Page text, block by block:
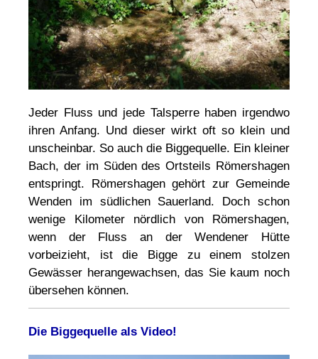
Jeder Fluss und jede Talsperre haben irgendwo
ihren Anfang. Und dieser wirkt oft so klein und
unscheinbar. So auch die Biggequelle. Ein kleiner
Bach, der im Süden des Ortsteils Römershagen
entspringt. Römershagen gehört zur Gemeinde
Wenden im südlichen Sauerland. Doch schon
wenige Kilometer nördlich von Römershagen,
wenn der Fluss an der Wendener Hütte
vorbeizieht, ist die Bigge zu einem stolzen
Gewässer herangewachsen, das Sie kaum noch
übersehen können.
Die Biggequelle als Video!